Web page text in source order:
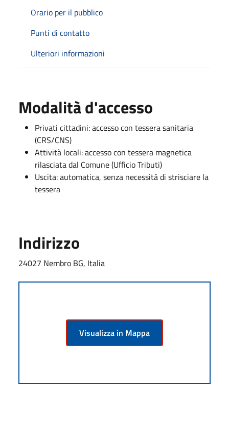
Orario per il pubblico
Punti di contatto
Ulteriori informazioni
Modalità d'accesso
Privati cittadini: accesso con tessera sanitaria
(CRS/CNS)
Attività locali: accesso con tessera magnetica
rilasciata dal Comune (Ufficio Tributi)
Uscita: automatica, senza necessità di strisciare la
tessera
Indirizzo
24027 Nembro BG, Italia
Visualizza in Mappa